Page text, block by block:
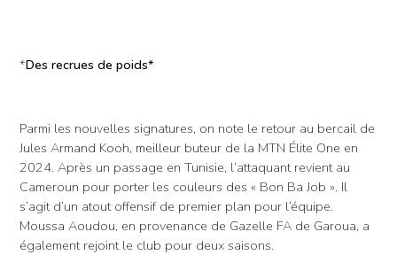
*Des recrues de poids*
Parmi les nouvelles signatures, on note le retour au bercail de
Jules Armand Kooh, meilleur buteur de la MTN Élite One en
2024. Après un passage en Tunisie, l’attaquant revient au
Cameroun pour porter les couleurs des « Bon Ba Job ». Il
s’agit d’un atout offensif de premier plan pour l’équipe.
Moussa Aoudou, en provenance de Gazelle FA de Garoua, a
également rejoint le club pour deux saisons.